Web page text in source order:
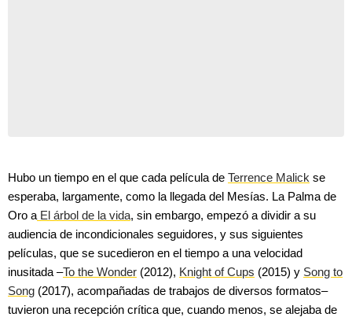
Hubo un tiempo en el que cada película de Terrence Malick se
esperaba, largamente, como la llegada del Mesías. La Palma de
Oro a El árbol de la vida, sin embargo, empezó a dividir a su
audiencia de incondicionales seguidores, y sus siguientes
películas, que se sucedieron en el tiempo a una velocidad
inusitada –To the Wonder (2012), Knight of Cups (2015) y Song to
Song (2017), acompañadas de trabajos de diversos formatos–
tuvieron una recepción crítica que, cuando menos, se alejaba de